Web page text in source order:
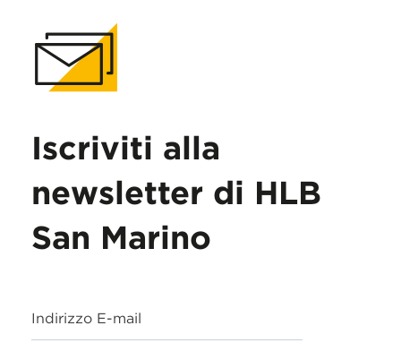
Iscriviti alla
newsletter di HLB
San Marino
Indirizzo E-mail